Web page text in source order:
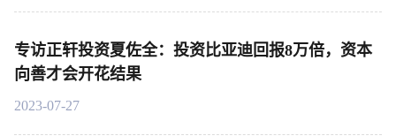
专访正轩投资夏佐全：投资比亚迪回报8万倍，资本
向善才会开花结果
2023-07-27